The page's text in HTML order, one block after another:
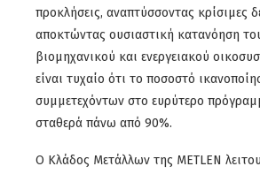
προκλήσεις, αναπτύσσοντας κρίσιμες
αποκτώντας ουσιαστική κατανόηση
βιομηχανικού και ενεργειακού
είναι τυχαίο ότι το ποσοστό
συμμετεχόντων στο ευρύτερο
σταθερά πάνω από 90%.
Ο Κλάδος Μετάλλων της METLEN